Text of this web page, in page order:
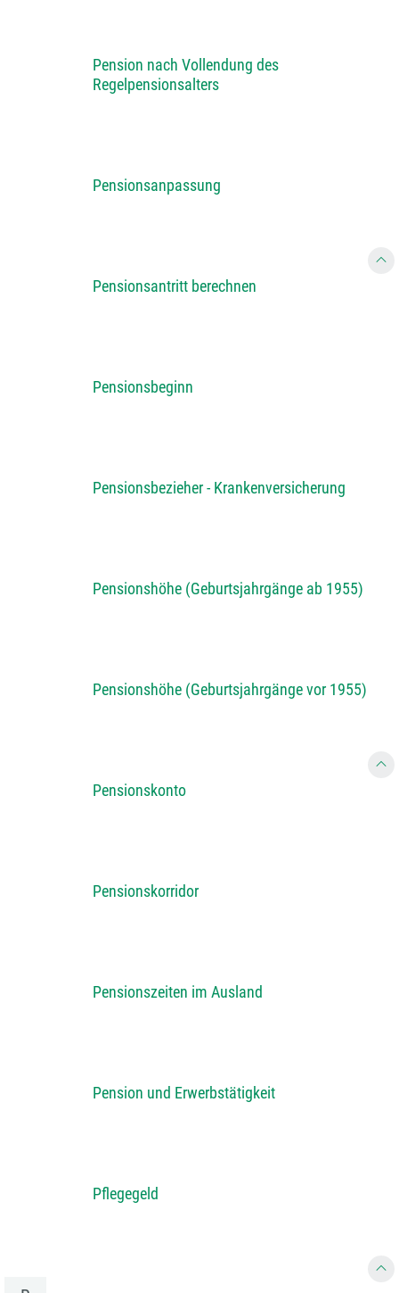
Pension nach Vollendung des
Regelpensionsalters
Pensionsanpassung
Pensionsantritt berechnen
Pensionsbeginn
Pensionsbezieher - Krankenversicherung
Pensionshöhe (Geburtsjahrgänge ab 1955)
Pensionshöhe (Geburtsjahrgänge vor 1955)
Pensionskonto
Pensionskorridor
Pensionszeiten im Ausland
Pension und Erwerbstätigkeit
Pflegegeld